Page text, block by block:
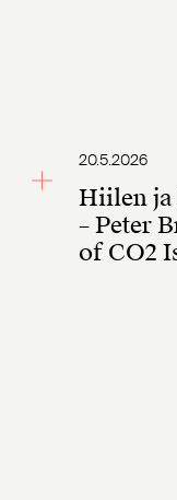
20.5.2026
Hiilen ja
– Peter
of CO2